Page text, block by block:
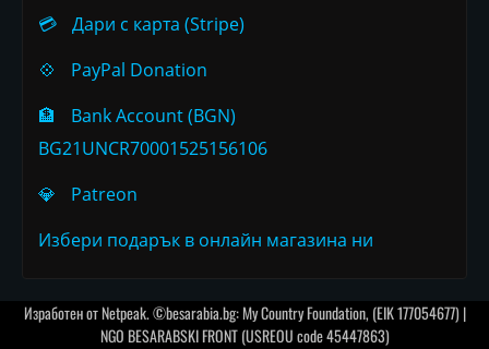
💳
Дари с карта (Stripe)
💠
PayPal Donation
🏦
Bank Account (BGN)
BG21UNCR70001525156106
💎
Patreon
Избери подарък в онлайн магазина ни
Изработен отNetpeak. ©besarabia.bg: My Country Foundation, (EIK 177054677) |
NGO BESARABSKI FRONT (USREOU code 45447863)